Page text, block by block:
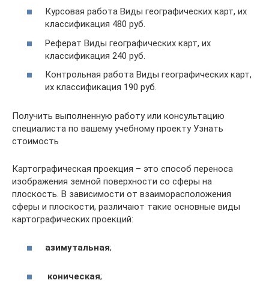
Курсовая работа Виды географических карт, их
классификация 480 руб.
Реферат Виды географических карт, их
классификация 240 руб.
Контрольная работа Виды географических карт,
их классификация 190 руб.
Получить выполненную работу или консультацию
специалиста по вашему учебному проекту Узнать
стоимость
Картографическая проекция – это способ переноса
изображения земной поверхности со сферы на
плоскость. В зависимости от взаиморасположения
сферы и плоскости, различают такие основные виды
картографических проекций:
азимутальная;
коническая;